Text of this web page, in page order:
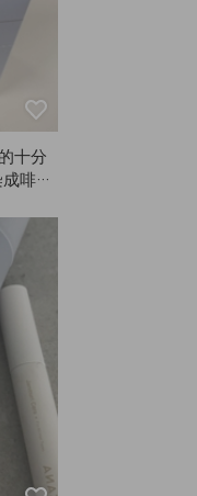
十分
啡色